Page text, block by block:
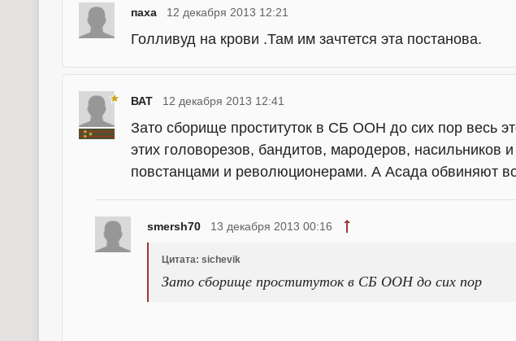
паха 12 декабря 2013 12:21
Голливуд на крови .Там им зачтется эта постанова.
ВАТ 12 декабря 2013 12:41
Зато сборище проституток в СБ ООН до сих пор весь
этих головорезов, бандитов, мародеров, насильников
повстанцами и революционерами. А Асада обвиняют
smersh70 13 декабря 2013 00:16
Цитата: sichevik
Зато сборище проституток в СБ ООН до сих пор